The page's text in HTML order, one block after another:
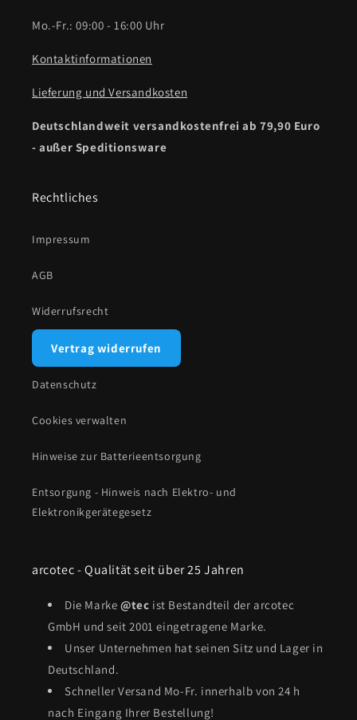
Mo.-Fr.: 09:00 - 16:00 Uhr
Kontaktinformationen
Lieferung und Versandkosten
Deutschlandweit versandkostenfrei ab 79,90 Euro
- außer Speditionsware
Rechtliches
Impressum
AGB
Widerrufsrecht
Vertrag widerrufen
Datenschutz
Cookies verwalten
Hinweise zur Batterieentsorgung
Entsorgung - Hinweis nach Elektro- und
Elektronikgerätegesetz
arcotec - Qualität seit über 25 Jahren
Die Marke @tec ist Bestandteil der arcotec
GmbH und seit 2001 eingetragene Marke.
Unser Unternehmen hat seinen Sitz und Lager in
Deutschland.
Schneller Versand Mo-Fr. innerhalb von 24 h
nach Eingang Ihrer Bestellung!